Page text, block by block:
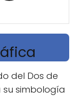
del Dos de
simbología